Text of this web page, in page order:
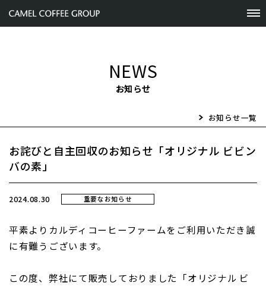
NEWS
お知らせ
お知らせ一覧
お詫びと自主回収のお知らせ「オリジナル ビビン
バの素」
2024.08.30 重要なお知らせ
平素よりカルディコーヒーファームをご利用いただき誠
に有難うございます。
この度、弊社にて販売しておりました「オリジナル ビ